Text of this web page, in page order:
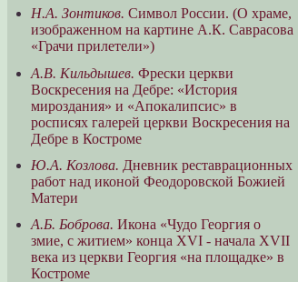
Н.А. Зонтиков. Символ России. (О храме,
изображенном на картине А.К. Саврасова
«Грачи прилетели»)
А.В. Кильдышев. Фрески церкви
Воскресения на Дебре: «История
мироздания» и «Апокалипсис» в
росписях галерей церкви Воскресения на
Дебре в Костроме
Ю.А. Козлова. Дневник реставрационных
работ над иконой Феодоровской Божией
Матери
А.Б. Боброва. Икона «Чудо Георгия о
змие, с житием» конца XVI - начала XVII
века из церкви Георгия «на площадке» в
Костроме